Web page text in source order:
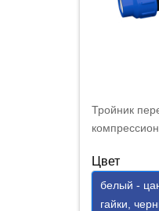
Тройник
Цвет
белый -
гайки,